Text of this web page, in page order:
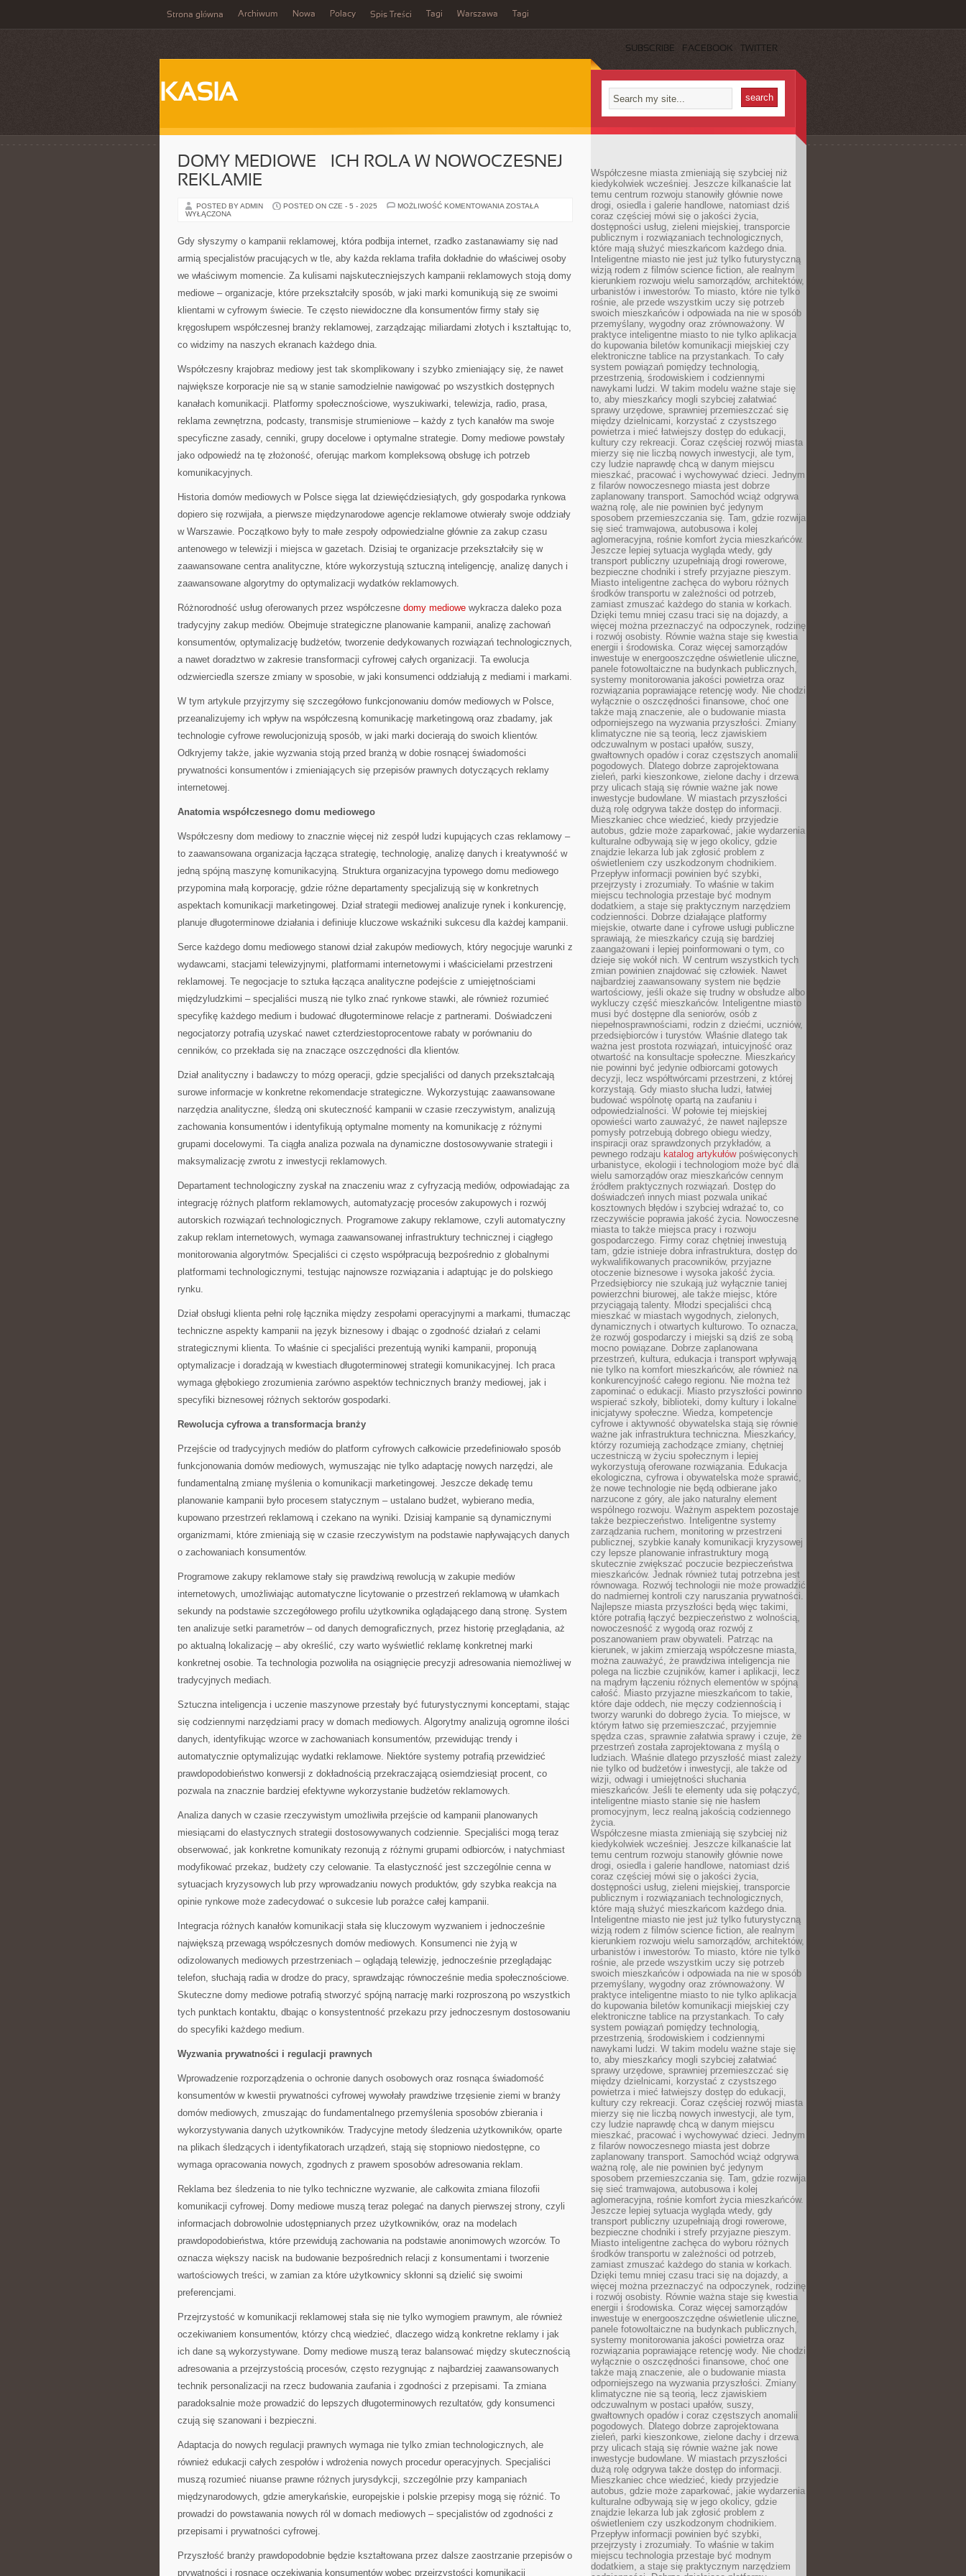
Strona główna Archiwum Nowa Polacy Spis Treści Tagi Warszawa Tagi
SUBSCRIBE FACEBOOK TWITTER
KASIA
DOMY MEDIOWE – ICH ROLA W NOWOCZESNEJ
REKLAMIE
POSTED BY ADMIN POSTED ON CZE - 5 - 2025 MOŻLIWOŚĆ KOMENTOWANIA DOMY
ROLA
W
REKLAMIE
ZOSTAŁA
WYŁĄCZONA
Gdy słyszymy o kampanii reklamowej, która podbija internet, rzadko zastanawiamy się nad
armią specjalistów pracujących w tle, aby każda reklama trafiła dokładnie do właściwej osoby
we właściwym momencie. Za kulisami najskuteczniejszych kampanii reklamowych stoją domy
mediowe – organizacje, które przekształciły sposób, w jaki marki komunikują się ze swoimi
klientami w cyfrowym świecie. Te często niewidoczne dla konsumentów firmy stały się
kręgosłupem współczesnej branży reklamowej, zarządzając miliardami złotych i kształtując to,
co widzimy na naszych ekranach każdego dnia.
Współczesny krajobraz mediowy jest tak skomplikowany i szybko zmieniający się, że nawet
największe korporacje nie są w stanie samodzielnie nawigować po wszystkich dostępnych
kanałach komunikacji. Platformy społecznościowe, wyszukiwarki, telewizja, radio, prasa,
reklama zewnętrzna, podcasty, transmisje strumieniowe – każdy z tych kanałów ma swoje
specyficzne zasady, cenniki, grupy docelowe i optymalne strategie. Domy mediowe powstały
jako odpowiedź na tę złożoność, oferując markom kompleksową obsługę ich potrzeb
komunikacyjnych.
Historia domów mediowych w Polsce sięga lat dziewięćdziesiątych, gdy gospodarka rynkowa
dopiero się rozwijała, a pierwsze międzynarodowe agencje reklamowe otwierały swoje oddziały
w Warszawie. Początkowo były to małe zespoły odpowiedzialne głównie za zakup czasu
antenowego w telewizji i miejsca w gazetach. Dzisiaj te organizacje przekształciły się w
zaawansowane centra analityczne, które wykorzystują sztuczną inteligencję, analizę danych i
zaawansowane algorytmy do optymalizacji wydatków reklamowych.
Różnorodność usług oferowanych przez współczesne domy mediowe wykracza daleko poza
tradycyjny zakup mediów. Obejmuje strategiczne planowanie kampanii, analizę zachowań
konsumentów, optymalizację budżetów, tworzenie dedykowanych rozwiązań technologicznych,
a nawet doradztwo w zakresie transformacji cyfrowej całych organizacji. Ta ewolucja
odzwierciedla szersze zmiany w sposobie, w jaki konsumenci oddziałują z mediami i markami.
W tym artykule przyjrzymy się szczegółowo funkcjonowaniu domów mediowych w Polsce,
przeanalizujemy ich wpływ na współczesną komunikację marketingową oraz zbadamy, jak
technologie cyfrowe rewolucjonizują sposób, w jaki marki docierają do swoich klientów.
Odkryjemy także, jakie wyzwania stoją przed branżą w dobie rosnącej świadomości
prywatności konsumentów i zmieniających się przepisów prawnych dotyczących reklamy
internetowej.
Anatomia współczesnego domu mediowego
Współczesny dom mediowy to znacznie więcej niż zespół ludzi kupujących czas reklamowy –
to zaawansowana organizacja łącząca strategię, technologię, analizę danych i kreatywność w
jedną spójną maszynę komunikacyjną. Struktura organizacyjna typowego domu mediowego
przypomina małą korporację, gdzie różne departamenty specjalizują się w konkretnych
aspektach komunikacji marketingowej. Dział strategii mediowej analizuje rynek i konkurencję,
planuje długoterminowe działania i definiuje kluczowe wskaźniki sukcesu dla każdej kampanii.
Serce każdego domu mediowego stanowi dział zakupów mediowych, który negocjuje warunki z
wydawcami, stacjami telewizyjnymi, platformami internetowymi i właścicielami przestrzeni
reklamowej. Te negocjacje to sztuka łącząca analityczne podejście z umiejętnościami
międzyludzkimi – specjaliści muszą nie tylko znać rynkowe stawki, ale również rozumieć
specyfikę każdego medium i budować długoterminowe relacje z partnerami. Doświadczeni
negocjatorzy potrafią uzyskać nawet czterdziestoprocentowe rabaty w porównaniu do
cenników, co przekłada się na znaczące oszczędności dla klientów.
Dział analityczny i badawczy to mózg operacji, gdzie specjaliści od danych przekształcają
surowe informacje w konkretne rekomendacje strategiczne. Wykorzystując zaawansowane
narzędzia analityczne, śledzą oni skuteczność kampanii w czasie rzeczywistym, analizują
zachowania konsumentów i identyfikują optymalne momenty na komunikację z różnymi
grupami docelowymi. Ta ciągła analiza pozwala na dynamiczne dostosowywanie strategii i
maksymalizację zwrotu z inwestycji reklamowych.
Departament technologiczny zyskał na znaczeniu wraz z cyfryzacją mediów, odpowiadając za
integrację różnych platform reklamowych, automatyzację procesów zakupowych i rozwój
autorskich rozwiązań technologicznych. Programowe zakupy reklamowe, czyli automatyczny
zakup reklam internetowych, wymaga zaawansowanej infrastruktury technicznej i ciągłego
monitorowania algorytmów. Specjaliści ci często współpracują bezpośrednio z globalnymi
platformami technologicznymi, testując najnowsze rozwiązania i adaptując je do polskiego
rynku.
Dział obsługi klienta pełni rolę łącznika między zespołami operacyjnymi a markami, tłumacząc
techniczne aspekty kampanii na język biznesowy i dbając o zgodność działań z celami
strategicznymi klienta. To właśnie ci specjaliści prezentują wyniki kampanii, proponują
optymalizacje i doradzają w kwestiach długoterminowej strategii komunikacyjnej. Ich praca
wymaga głębokiego zrozumienia zarówno aspektów technicznych branży mediowej, jak i
specyfiki biznesowej różnych sektorów gospodarki.
Rewolucja cyfrowa a transformacja branży
Przejście od tradycyjnych mediów do platform cyfrowych całkowicie przedefiniowało sposób
funkcjonowania domów mediowych, wymuszając nie tylko adaptację nowych narzędzi, ale
fundamentalną zmianę myślenia o komunikacji marketingowej. Jeszcze dekadę temu
planowanie kampanii było procesem statycznym – ustalano budżet, wybierano media,
kupowano przestrzeń reklamową i czekano na wyniki. Dzisiaj kampanie są dynamicznymi
organizmami, które zmieniają się w czasie rzeczywistym na podstawie napływających danych
o zachowaniach konsumentów.
Programowe zakupy reklamowe stały się prawdziwą rewolucją w zakupie mediów
internetowych, umożliwiając automatyczne licytowanie o przestrzeń reklamową w ułamkach
sekundy na podstawie szczegółowego profilu użytkownika oglądającego daną stronę. System
ten analizuje setki parametrów – od danych demograficznych, przez historię przeglądania, aż
po aktualną lokalizację – aby określić, czy warto wyświetlić reklamę konkretnej marki
konkretnej osobie. Ta technologia pozwoliła na osiągnięcie precyzji adresowania niemożliwej w
tradycyjnych mediach.
Sztuczna inteligencja i uczenie maszynowe przestały być futurystycznymi konceptami, stając
się codziennymi narzędziami pracy w domach mediowych. Algorytmy analizują ogromne ilości
danych, identyfikując wzorce w zachowaniach konsumentów, przewidując trendy i
automatycznie optymalizując wydatki reklamowe. Niektóre systemy potrafią przewidzieć
prawdopodobieństwo konwersji z dokładnością przekraczającą osiemdziesiąt procent, co
pozwala na znacznie bardziej efektywne wykorzystanie budżetów reklamowych.
Analiza danych w czasie rzeczywistym umożliwiła przejście od kampanii planowanych
miesiącami do elastycznych strategii dostosowywanych codziennie. Specjaliści mogą teraz
obserwować, jak konkretne komunikaty rezonują z różnymi grupami odbiorców, i natychmiast
modyfikować przekaz, budżety czy celowanie. Ta elastyczność jest szczególnie cenna w
sytuacjach kryzysowych lub przy wprowadzaniu nowych produktów, gdy szybka reakcja na
opinie rynkowe może zadecydować o sukcesie lub porażce całej kampanii.
Integracja różnych kanałów komunikacji stała się kluczowym wyzwaniem i jednocześnie
największą przewagą współczesnych domów mediowych. Konsumenci nie żyją w
odizolowanych mediowych przestrzeniach – oglądają telewizję, jednocześnie przeglądając
telefon, słuchają radia w drodze do pracy, sprawdzając równocześnie media społecznościowe.
Skuteczne domy mediowe potrafią stworzyć spójną narrację marki rozproszoną po wszystkich
tych punktach kontaktu, dbając o konsystentność przekazu przy jednoczesnym dostosowaniu
do specyfiki każdego medium.
Wyzwania prywatności i regulacji prawnych
Wprowadzenie rozporządzenia o ochronie danych osobowych oraz rosnąca świadomość
konsumentów w kwestii prywatności cyfrowej wywołały prawdziwe trzęsienie ziemi w branży
domów mediowych, zmuszając do fundamentalnego przemyślenia sposobów zbierania i
wykorzystywania danych użytkowników. Tradycyjne metody śledzenia użytkowników, oparte
na plikach śledzących i identyfikatorach urządzeń, stają się stopniowo niedostępne, co
wymaga opracowania nowych, zgodnych z prawem sposobów adresowania reklam.
Reklama bez śledzenia to nie tylko techniczne wyzwanie, ale całkowita zmiana filozofii
komunikacji cyfrowej. Domy mediowe muszą teraz polegać na danych pierwszej strony, czyli
informacjach dobrowolnie udostępnianych przez użytkowników, oraz na modelach
prawdopodobieństwa, które przewidują zachowania na podstawie anonimowych wzorców. To
oznacza większy nacisk na budowanie bezpośrednich relacji z konsumentami i tworzenie
wartościowych treści, w zamian za które użytkownicy skłonni są dzielić się swoimi
preferencjami.
Przejrzystość w komunikacji reklamowej stała się nie tylko wymogiem prawnym, ale również
oczekiwaniem konsumentów, którzy chcą wiedzieć, dlaczego widzą konkretne reklamy i jak
ich dane są wykorzystywane. Domy mediowe muszą teraz balansować między skutecznością
adresowania a przejrzystością procesów, często rezygnując z najbardziej zaawansowanych
technik personalizacji na rzecz budowania zaufania i zgodności z przepisami. Ta zmiana
paradoksalnie może prowadzić do lepszych długoterminowych rezultatów, gdy konsumenci
czują się szanowani i bezpieczni.
Adaptacja do nowych regulacji prawnych wymaga nie tylko zmian technologicznych, ale
również edukacji całych zespołów i wdrożenia nowych procedur operacyjnych. Specjaliści
muszą rozumieć niuanse prawne różnych jurysdykcji, szczególnie przy kampaniach
międzynarodowych, gdzie amerykańskie, europejskie i polskie przepisy mogą się różnić. To
prowadzi do powstawania nowych ról w domach mediowych – specjalistów od zgodności z
przepisami i prywatności cyfrowej.
Przyszłość branży prawdopodobnie będzie kształtowana przez dalsze zaostrzanie przepisów o
prywatności i rosnące oczekiwania konsumentów wobec przejrzystości komunikacji
Współczesne miasta zmieniają się szybciej niż
kiedykolwiek wcześniej. Jeszcze kilkanaście lat
temu centrum rozwoju stanowiły głównie nowe
drogi, osiedla i galerie handlowe, natomiast dziś
coraz częściej mówi się o jakości życia,
dostępności usług, zieleni miejskiej, transporcie
publicznym i rozwiązaniach technologicznych,
które mają służyć mieszkańcom każdego dnia.
Inteligentne miasto nie jest już tylko futurystyczną
wizją rodem z filmów science fiction, ale realnym
kierunkiem rozwoju wielu samorządów, architektów,
urbanistów i inwestorów. To miasto, które nie tylko
rośnie, ale przede wszystkim uczy się potrzeb
swoich mieszkańców i odpowiada na nie w sposób
przemyślany, wygodny oraz zrównoważony. W
praktyce inteligentne miasto to nie tylko aplikacja
do kupowania biletów komunikacji miejskiej czy
elektroniczne tablice na przystankach. To cały
system powiązań pomiędzy technologią,
przestrzenią, środowiskiem i codziennymi
nawykami ludzi. W takim modelu ważne staje się
to, aby mieszkańcy mogli szybciej załatwiać
sprawy urzędowe, sprawniej przemieszczać się
między dzielnicami, korzystać z czystszego
powietrza i mieć łatwiejszy dostęp do edukacji,
kultury czy rekreacji. Coraz częściej rozwój miasta
mierzy się nie liczbą nowych inwestycji, ale tym,
czy ludzie naprawdę chcą w danym miejscu
mieszkać, pracować i wychowywać dzieci. Jednym
z filarów nowoczesnego miasta jest dobrze
zaplanowany transport. Samochód wciąż odgrywa
ważną rolę, ale nie powinien być jedynym
sposobem przemieszczania się. Tam, gdzie rozwija
się sieć tramwajowa, autobusowa i kolej
aglomeracyjna, rośnie komfort życia mieszkańców.
Jeszcze lepiej sytuacja wygląda wtedy, gdy
transport publiczny uzupełniają drogi rowerowe,
bezpieczne chodniki i strefy przyjazne pieszym.
Miasto inteligentne zachęca do wyboru różnych
środków transportu w zależności od potrzeb,
zamiast zmuszać każdego do stania w korkach.
Dzięki temu mniej czasu traci się na dojazdy, a
więcej można przeznaczyć na odpoczynek, rodzinę
i rozwój osobisty. Równie ważna staje się kwestia
energii i środowiska. Coraz więcej samorządów
inwestuje w energooszczędne oświetlenie uliczne,
panele fotowoltaiczne na budynkach publicznych,
systemy monitorowania jakości powietrza oraz
rozwiązania poprawiające retencję wody. Nie chodzi
wyłącznie o oszczędności finansowe, choć one
także mają znaczenie, ale o budowanie miasta
odporniejszego na wyzwania przyszłości. Zmiany
klimatyczne nie są teorią, lecz zjawiskiem
odczuwalnym w postaci upałów, suszy,
gwałtownych opadów i coraz częstszych anomalii
pogodowych. Dlatego dobrze zaprojektowana
zieleń, parki kieszonkowe, zielone dachy i drzewa
przy ulicach stają się równie ważne jak nowe
inwestycje budowlane. W miastach przyszłości
dużą rolę odgrywa także dostęp do informacji.
Mieszkaniec chce wiedzieć, kiedy przyjedzie
autobus, gdzie może zaparkować, jakie wydarzenia
kulturalne odbywają się w jego okolicy, gdzie
znajdzie lekarza lub jak zgłosić problem z
oświetleniem czy uszkodzonym chodnikiem.
Przepływ informacji powinien być szybki,
przejrzysty i zrozumiały. To właśnie w takim
miejscu technologia przestaje być modnym
dodatkiem, a staje się praktycznym narzędziem
codzienności. Dobrze działające platformy
miejskie, otwarte dane i cyfrowe usługi publiczne
sprawiają, że mieszkańcy czują się bardziej
zaangażowani i lepiej poinformowani o tym, co
dzieje się wokół nich. W centrum wszystkich tych
zmian powinien znajdować się człowiek. Nawet
najbardziej zaawansowany system nie będzie
wartościowy, jeśli okaże się trudny w obsłudze albo
wykluczy część mieszkańców. Inteligentne miasto
musi być dostępne dla seniorów, osób z
niepełnosprawnościami, rodzin z dziećmi, uczniów,
przedsiębiorców i turystów. Właśnie dlatego tak
ważna jest prostota rozwiązań, intuicyjność oraz
otwartość na konsultacje społeczne. Mieszkańcy
nie powinni być jedynie odbiorcami gotowych
decyzji, lecz współtwórcami przestrzeni, z której
korzystają. Gdy miasto słucha ludzi, łatwiej
budować wspólnotę opartą na zaufaniu i
odpowiedzialności. W połowie tej miejskiej
opowieści warto zauważyć, że nawet najlepsze
pomysły potrzebują dobrego obiegu wiedzy,
inspiracji oraz sprawdzonych przykładów, a
pewnego rodzaju katalog artykułówpoświęconych
urbanistyce, ekologii i technologiom może być dla
wielu samorządów oraz mieszkańców cennym
źródłem praktycznych rozwiązań. Dostęp do
doświadczeń innych miast pozwala unikać
kosztownych błędów i szybciej wdrażać to, co
rzeczywiście poprawia jakość życia. Nowoczesne
miasta to także miejsca pracy i rozwoju
gospodarczego. Firmy coraz chętniej inwestują
tam, gdzie istnieje dobra infrastruktura, dostęp do
wykwalifikowanych pracowników, przyjazne
otoczenie biznesowe i wysoka jakość życia.
Przedsiębiorcy nie szukają już wyłącznie taniej
powierzchni biurowej, ale także miejsc, które
przyciągają talenty. Młodzi specjaliści chcą
mieszkać w miastach wygodnych, zielonych,
dynamicznych i otwartych kulturowo. To oznacza,
że rozwój gospodarczy i miejski są dziś ze sobą
mocno powiązane. Dobrze zaplanowana
przestrzeń, kultura, edukacja i transport wpływają
nie tylko na komfort mieszkańców, ale również na
konkurencyjność całego regionu. Nie można też
zapominać o edukacji. Miasto przyszłości powinno
wspierać szkoły, biblioteki, domy kultury i lokalne
inicjatywy społeczne. Wiedza, kompetencje
cyfrowe i aktywność obywatelska stają się równie
ważne jak infrastruktura techniczna. Mieszkańcy,
którzy rozumieją zachodzące zmiany, chętniej
uczestniczą w życiu społecznym i lepiej
wykorzystują oferowane rozwiązania. Edukacja
ekologiczna, cyfrowa i obywatelska może sprawić,
że nowe technologie nie będą odbierane jako
narzucone z góry, ale jako naturalny element
wspólnego rozwoju. Ważnym aspektem pozostaje
także bezpieczeństwo. Inteligentne systemy
zarządzania ruchem, monitoring w przestrzeni
publicznej, szybkie kanały komunikacji kryzysowej
czy lepsze planowanie infrastruktury mogą
skutecznie zwiększać poczucie bezpieczeństwa
mieszkańców. Jednak również tutaj potrzebna jest
równowaga. Rozwój technologii nie może prowadzić
do nadmiernej kontroli czy naruszania prywatności.
Najlepsze miasta przyszłości będą więc takimi,
które potrafią łączyć bezpieczeństwo z wolnością,
nowoczesność z wygodą oraz rozwój z
poszanowaniem praw obywateli. Patrząc na
kierunek, w jakim zmierzają współczesne miasta,
można zauważyć, że prawdziwa inteligencja nie
polega na liczbie czujników, kamer i aplikacji, lecz
na mądrym łączeniu różnych elementów w spójną
całość. Miasto przyjazne mieszkańcom to takie,
które daje oddech, nie męczy codziennością i
tworzy warunki do dobrego życia. To miejsce, w
którym łatwo się przemieszczać, przyjemnie
spędza czas, sprawnie załatwia sprawy i czuje, że
przestrzeń została zaprojektowana z myślą o
ludziach. Właśnie dlatego przyszłość miast zależy
nie tylko od budżetów i inwestycji, ale także od
wizji, odwagi i umiejętności słuchania
mieszkańców. Jeśli te elementy uda się połączyć,
inteligentne miasto stanie się nie hasłem
promocyjnym, lecz realną jakością codziennego
życia.
Współczesne miasta zmieniają się szybciej niż
kiedykolwiek wcześniej. Jeszcze kilkanaście lat
temu centrum rozwoju stanowiły głównie nowe
drogi, osiedla i galerie handlowe, natomiast dziś
coraz częściej mówi się o jakości życia,
dostępności usług, zieleni miejskiej, transporcie
publicznym i rozwiązaniach technologicznych,
które mają służyć mieszkańcom każdego dnia.
Inteligentne miasto nie jest już tylko futurystyczną
wizją rodem z filmów science fiction, ale realnym
kierunkiem rozwoju wielu samorządów, architektów,
urbanistów i inwestorów. To miasto, które nie tylko
rośnie, ale przede wszystkim uczy się potrzeb
swoich mieszkańców i odpowiada na nie w sposób
przemyślany, wygodny oraz zrównoważony. W
praktyce inteligentne miasto to nie tylko aplikacja
do kupowania biletów komunikacji miejskiej czy
elektroniczne tablice na przystankach. To cały
system powiązań pomiędzy technologią,
przestrzenią, środowiskiem i codziennymi
nawykami ludzi. W takim modelu ważne staje się
to, aby mieszkańcy mogli szybciej załatwiać
sprawy urzędowe, sprawniej przemieszczać się
między dzielnicami, korzystać z czystszego
powietrza i mieć łatwiejszy dostęp do edukacji,
kultury czy rekreacji. Coraz częściej rozwój miasta
mierzy się nie liczbą nowych inwestycji, ale tym,
czy ludzie naprawdę chcą w danym miejscu
mieszkać, pracować i wychowywać dzieci. Jednym
z filarów nowoczesnego miasta jest dobrze
zaplanowany transport. Samochód wciąż odgrywa
ważną rolę, ale nie powinien być jedynym
sposobem przemieszczania się. Tam, gdzie rozwija
się sieć tramwajowa, autobusowa i kolej
aglomeracyjna, rośnie komfort życia mieszkańców.
Jeszcze lepiej sytuacja wygląda wtedy, gdy
transport publiczny uzupełniają drogi rowerowe,
bezpieczne chodniki i strefy przyjazne pieszym.
Miasto inteligentne zachęca do wyboru różnych
środków transportu w zależności od potrzeb,
zamiast zmuszać każdego do stania w korkach.
Dzięki temu mniej czasu traci się na dojazdy, a
więcej można przeznaczyć na odpoczynek, rodzinę
i rozwój osobisty. Równie ważna staje się kwestia
energii i środowiska. Coraz więcej samorządów
inwestuje w energooszczędne oświetlenie uliczne,
panele fotowoltaiczne na budynkach publicznych,
systemy monitorowania jakości powietrza oraz
rozwiązania poprawiające retencję wody. Nie chodzi
wyłącznie o oszczędności finansowe, choć one
także mają znaczenie, ale o budowanie miasta
odporniejszego na wyzwania przyszłości. Zmiany
klimatyczne nie są teorią, lecz zjawiskiem
odczuwalnym w postaci upałów, suszy,
gwałtownych opadów i coraz częstszych anomalii
pogodowych. Dlatego dobrze zaprojektowana
zieleń, parki kieszonkowe, zielone dachy i drzewa
przy ulicach stają się równie ważne jak nowe
inwestycje budowlane. W miastach przyszłości
dużą rolę odgrywa także dostęp do informacji.
Mieszkaniec chce wiedzieć, kiedy przyjedzie
autobus, gdzie może zaparkować, jakie wydarzenia
kulturalne odbywają się w jego okolicy, gdzie
znajdzie lekarza lub jak zgłosić problem z
oświetleniem czy uszkodzonym chodnikiem.
Przepływ informacji powinien być szybki,
przejrzysty i zrozumiały. To właśnie w takim
miejscu technologia przestaje być modnym
dodatkiem, a staje się praktycznym narzędziem